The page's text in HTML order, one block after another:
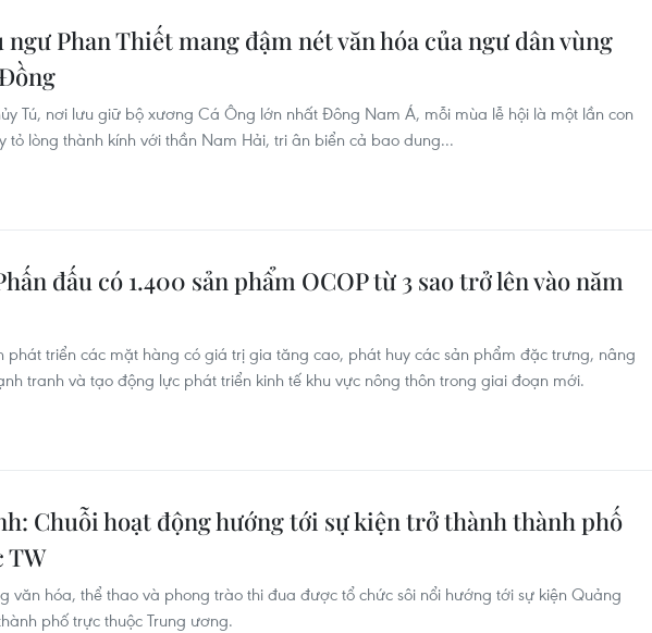
ngư Phan Thiết mang đậm nét văn hóa của ngư dân vùng
Tú, nơi lưu giữ bộ xương Cá Ông lớn nhất Đông Nam Á, mỗi mùa lễ hội là một lần con
tỏ lòng thành kính với thần Nam Hải, tri ân biển cả bao dung...
đấu có 1.400 sản phẩm OCOP từ 3 sao trở lên vào năm
phát triển các mặt hàng có giá trị gia tăng cao, phát huy các sản phẩm đặc trưng, nâng
tranh và tạo động lực phát triển kinh tế khu vực nông thôn trong giai đoạn mới.
Chuỗi hoạt động hướng tới sự kiện trở thành thành phố
TW
văn hóa, thể thao và phong trào thi đua được tổ chức sôi nổi hướng tới sự kiện Quảng
phố trực thuộc Trung ương.